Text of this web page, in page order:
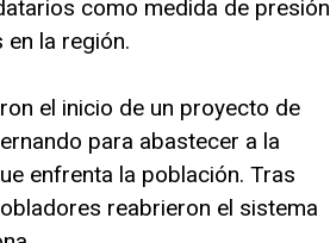
como medida de presión
la región.
el inicio de un proyecto de
para abastecer a la
enfrenta la población. Tras
reabrieron el sistema